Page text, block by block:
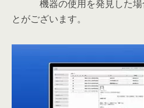
機器の使用を発見した場
とがございます。